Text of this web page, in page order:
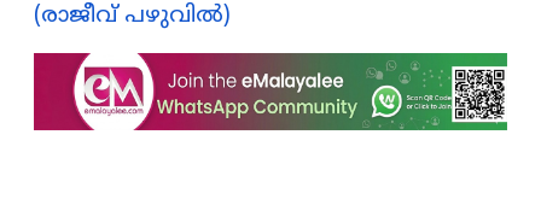
(രാജീവ് പഴുവിൽ)